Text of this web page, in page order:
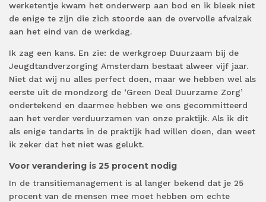
werketentje kwam het onderwerp aan bod en ik bleek niet
de enige te zijn die zich stoorde aan de overvolle afvalzak
aan het eind van de werkdag.
Ik zag een kans. En zie: de werkgroep Duurzaam bij de
Jeugdtandverzorging Amsterdam bestaat alweer vijf jaar.
Niet dat wij nu alles perfect doen, maar we hebben wel als
eerste uit de mondzorg de ‘Green Deal Duurzame Zorg’
ondertekend en daarmee hebben we ons gecommitteerd
aan het verder verduurzamen van onze praktijk. Als ik dit
als enige tandarts in de praktijk had willen doen, dan weet
ik zeker dat het niet was gelukt.
Voor verandering is 25 procent nodig
In de transitiemanagement is al langer bekend dat je 25
procent van de mensen mee moet hebben om echte